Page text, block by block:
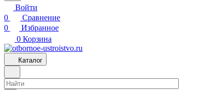
Войти
0
Сравнение
0
Избранное
0 Корзина
Каталог